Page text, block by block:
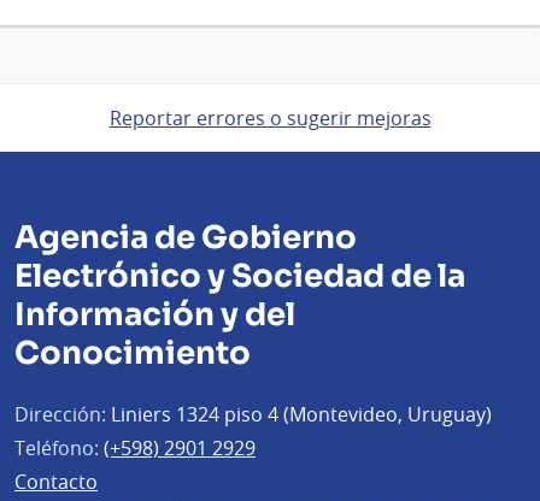
Reportar errores o sugerir mejoras
Agencia de Gobierno
Electrónico y Sociedad de la
Información y del
Conocimiento
Dirección: Liniers 1324 piso 4 (Montevideo, Uruguay)
Teléfono: (+598) 2901 2929
Contacto